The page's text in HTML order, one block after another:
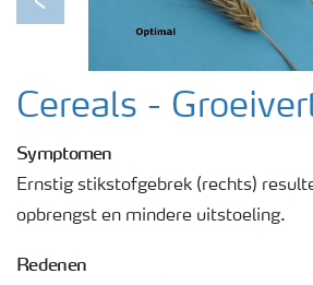
Previous
Cereals -
Symptomen
Ernstig stikstofgebrek (rechts)
opbrengst en mindere uitstoeling.
Redenen